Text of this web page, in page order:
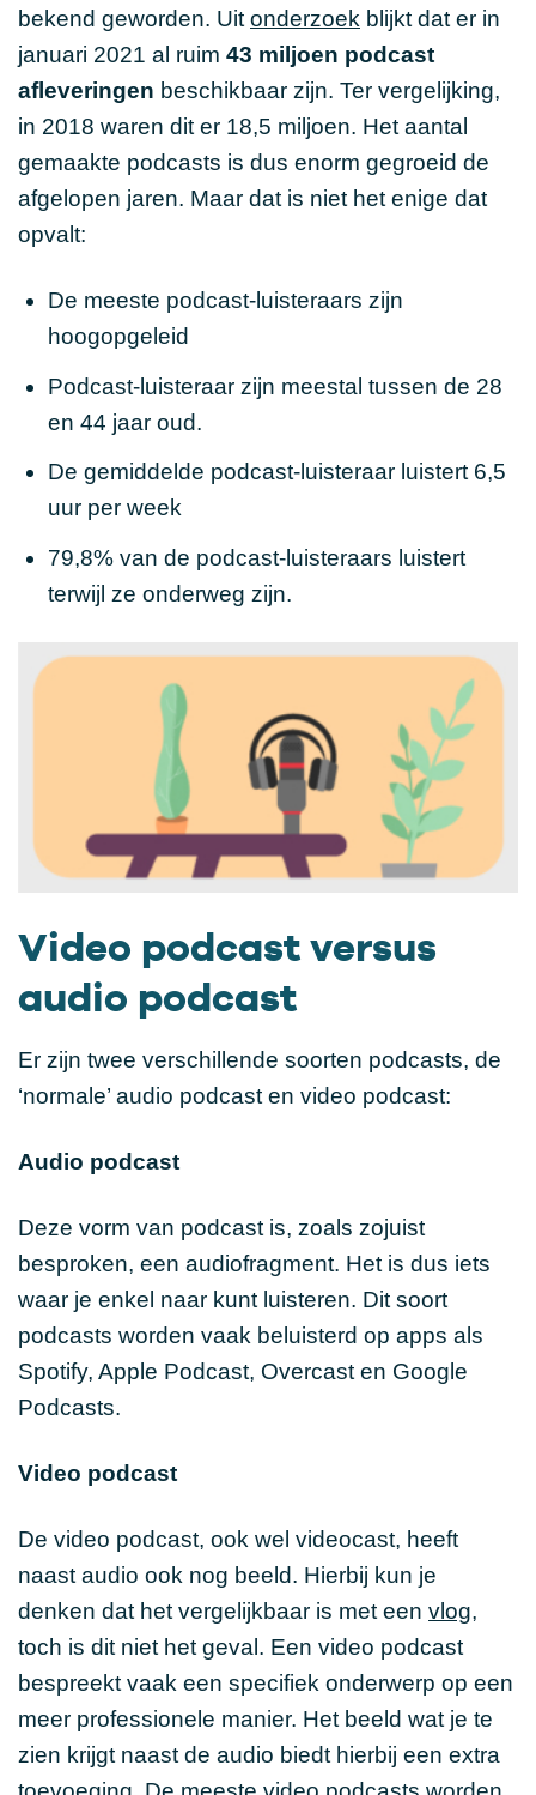
bekend geworden. Uitonderzoek blijkt dat er in
januari 2021 al ruim 43 miljoen podcast
afleveringen beschikbaar zijn. Ter vergelijking,
in 2018 waren dit er 18,5 miljoen. Het aantal
gemaakte podcasts is dus enorm gegroeid de
afgelopen jaren. Maar dat is niet het enige dat
opvalt:
De meeste podcast-luisteraars zijn
hoogopgeleid
Podcast-luisteraar zijn meestal tussen de 28
en 44 jaar oud.
De gemiddelde podcast-luisteraar luistert 6,5
uur per week
79,8%van de podcast-luisteraars luistert
terwijl ze onderweg zijn.
Video podcast versus
audio podcast
Er zijn twee verschillende soorten podcasts, de
‘normale’ audio podcast en video podcast:
Audio podcast
Deze vorm van podcast is, zoals zojuist
besproken, een audiofragment. Het is dus iets
waar je enkel naar kunt luisteren. Dit soort
podcasts worden vaak beluisterd op apps als
Spotify, Apple Podcast, Overcast en Google
Podcasts.
Video podcast
De video podcast, ook wel videocast, heeft
naast audio ook nog beeld. Hierbij kun je
denken dat het vergelijkbaar is met een vlog,
toch is dit niet het geval. Een video podcast
bespreekt vaak een specifiek onderwerp op een
meer professionele manier. Het beeld wat je te
zien krijgt naast de audio biedt hierbij een extra